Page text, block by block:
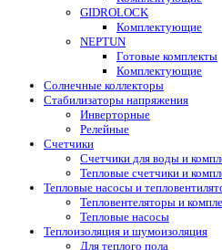
GIDROLOCK
Комплектующие
NEPTUN
Готовые комплекты
Комплектующие
Солнечные коллекторы
Стабилизаторы напряжения
Инверторные
Релейные
Счетчики
Счетчики для воды и
Тепловые счетчики и
Тепловые насосы и
Тепловентеляторы и
Тепловые насосы
Теплоизоляция и шумоизоляция
Для теплого пола